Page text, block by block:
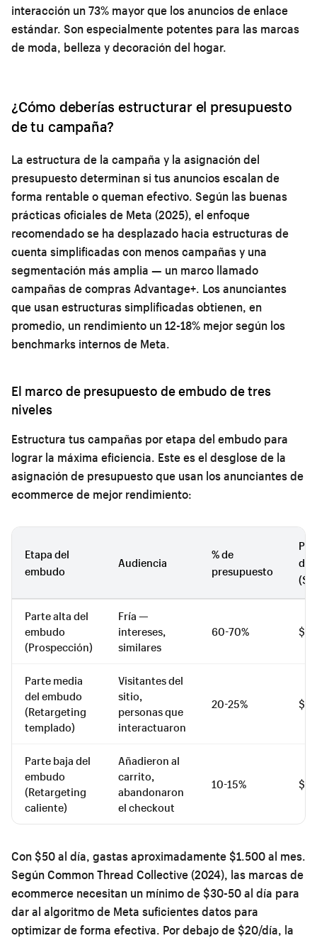
interacción un 73% mayor que los anuncios de enlace
estándar. Son especialmente potentes para las marcas
de moda, belleza y decoración del hogar.
¿Cómo deberías estructurar el presupuesto
de tu campaña?
La estructura de la campaña y la asignación del
presupuesto determinan si tus anuncios escalan de
forma rentable o queman efectivo. Según las buenas
prácticas oficiales de Meta (2025), el enfoque
recomendado se ha desplazado hacia estructuras de
cuenta simplificadas con menos campañas y una
segmentación más amplia — un marco llamado
campañas de compras Advantage+. Los anunciantes
que usan estructuras simplificadas obtienen, en
promedio, un rendimiento un 12-18% mejor según los
benchmarks internos de Meta.
El marco de presupuesto de embudo de tres
niveles
Estructura tus campañas por etapa del embudo para
lograr la máxima eficiencia. Este es el desglose de la
asignación de presupuesto que usan los anunciantes de
ecommerce de mejor rendimiento:
Etapa del
embudo
Audiencia
% de
presupuesto
Parte alta del
embudo
(Prospección)
Fría —
intereses,
similares
60-70%
Parte media
del embudo
(Retargeting
templado)
Visitantes del
sitio,
personas que
interactuaron
20-25%
Parte baja del
embudo
(Retargeting
caliente)
Añadieron al
carrito,
abandonaron
el checkout
10-15%
Con $50 al día, gastas aproximadamente $1.500 al mes.
Según Common Thread Collective (2024), las marcas de
ecommerce necesitan un mínimo de $30-50 al día para
dar al algoritmo de Meta suficientes datos para
optimizar de forma efectiva. Por debajo de $20/día, la